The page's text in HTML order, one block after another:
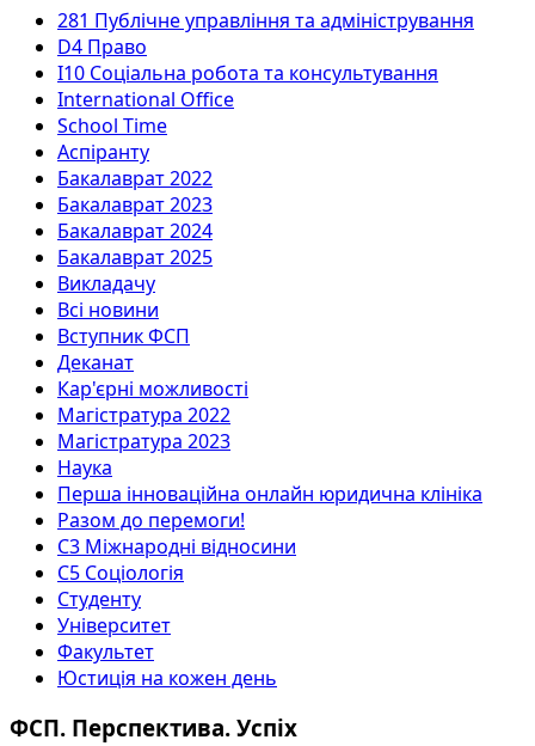
281 Публічне управління та адміністрування
D4 Право
I10 Соціальна робота та консультування
International Office
School Time
Аспіранту
Бакалаврат 2022
Бакалаврат 2023
Бакалаврат 2024
Бакалаврат 2025
Викладачу
Всі новини
Вступник ФСП
Деканат
Кар'єрні можливості
Магістратура 2022
Магістратура 2023
Наука
Перша інноваційна онлайн юридична клініка
Разом до перемоги!
С3 Міжнародні відносини
С5 Соціологія
Студенту
Університет
Факультет
Юстиція на кожен день
ФСП. Перспектива. Успіх